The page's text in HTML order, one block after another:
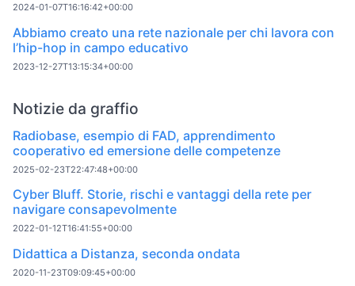
2024-01-07T16:16:42+00:00
Abbiamo creato una rete nazionale per chi lavora con
l’hip-hop in campo educativo
2023-12-27T13:15:34+00:00
Notizie da graffio
Radiobase, esempio di FAD, apprendimento
cooperativo ed emersione delle competenze
2025-02-23T22:47:48+00:00
Cyber Bluff. Storie, rischi e vantaggi della rete per
navigare consapevolmente
2022-01-12T16:41:55+00:00
Didattica a Distanza, seconda ondata
2020-11-23T09:09:45+00:00